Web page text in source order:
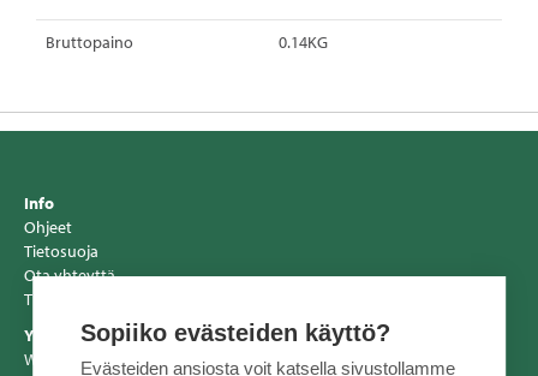
Bruttopaino 0.14KG
Info
Ohjeet
Tietosuoja
Ota yhteyttä
Tiedotteet
Yhteystiedot
Wihuri Oy Tekninen Kauppa
Sopiiko evästeiden käyttö?
Evästeiden ansiosta voit katsella sivustollamme